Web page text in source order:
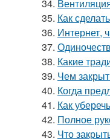
34.
35. Как
36. Интернет,
37.
38. Какие
39. Чем
40. Когда
41. Как
42. Полное
43. Что